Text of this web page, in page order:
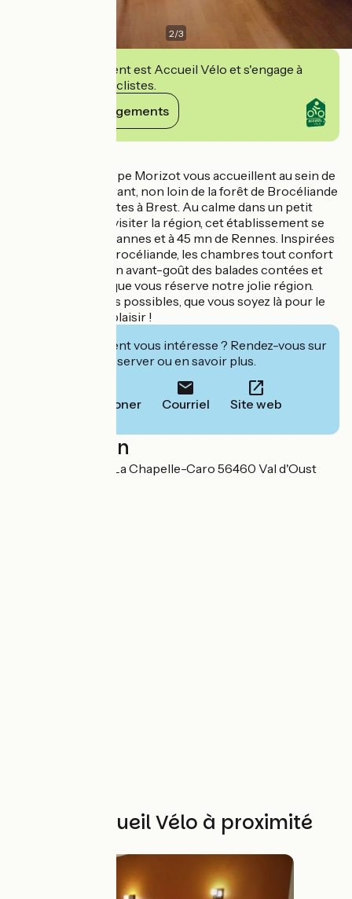
2/3
Cet établissement est Accueil Vélo et s'engage à
accueillir des cyclistes.
Voir ses engagements
Elisabeth et Philippe Morizot vous accueillent au sein de
leur hôtel-restaurant, non loin de la forêt de Brocéliande
et du canal de Nantes à Brest. Au calme dans un petit
village, idéal pour visiter la région, cet établissement se
situe à 30 mn de Vannes et à 45 mn de Rennes. Inspirées
des légendes de Brocéliande, les chambres tout confort
vous donneront un avant-goût des balades contées et
des découvertes que vous réserve notre jolie région.
Plusieurs formules possibles, que vous soyez là pour le
travail ou pour le plaisir !
Cet établissement vous intéresse ? Rendez-vous sur
leur site pour réserver ou en savoir plus.
Téléphoner Courriel Site web
Localisation
1 place de l'Eglise La Chapelle-Caro 56460 Val d'Oust
Autres Accueil Vélo à proximité